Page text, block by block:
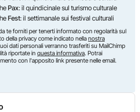
Pax: il quindicinale sul turismo culturale
Fest: il settimanale sui festival culturali
te forniti per tenerti informato con regolarità sul
della privacy come indicato nella nostra
dati personali verranno trasferiti su MailChimp
riportate in questa informativa. Potrai
con l'apposito link presente nelle email.